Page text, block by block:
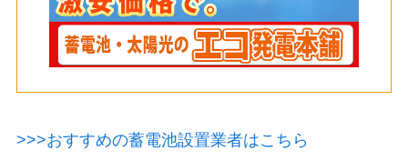
>>>おすすめの蓄電池設置業者はこちら